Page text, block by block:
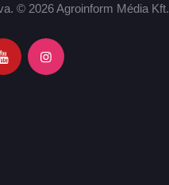
© 2026 Agroinform Média Kft.